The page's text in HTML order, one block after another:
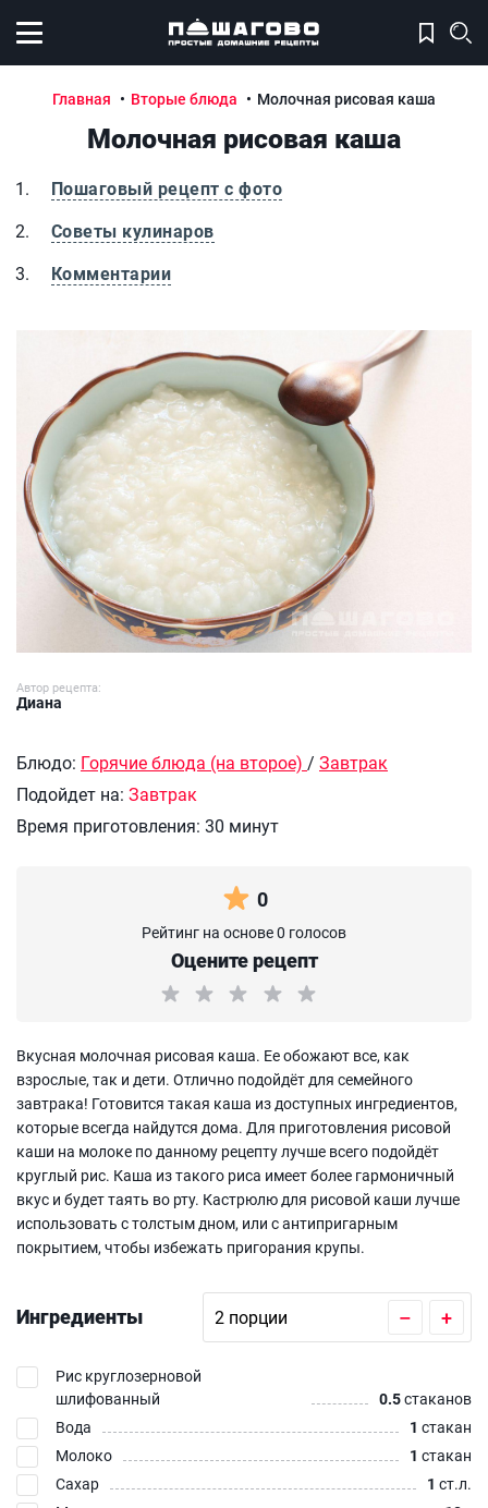
Открыть меню
Главная Вторые блюда Молочная рисовая каша
Молочная рисовая каша
Пошаговый рецепт с фото
Советы кулинаров
Комментарии
Автор рецепта:
Диана
Блюдо: Горячие блюда (на второе) / Завтрак
Подойдет на: Завтрак
Время приготовления: 30 минут
0
Рейтинг на основе 0 голосов
Оцените рецепт
Вкусная молочная рисовая каша. Ее обожают все, как
взрослые, так и дети. Отлично подойдёт для семейного
завтрака! Готовится такая каша из доступных ингредиентов,
которые всегда найдутся дома. Для приготовления рисовой
каши на молоке по данному рецепту лучше всего подойдёт
круглый рис. Каша из такого риса имеет более гармоничный
вкус и будет таять во рту. Кастрюлю для рисовой каши лучше
использовать с толстым дном, или с антипригарным
покрытием, чтобы избежать пригорания крупы.
Ингредиенты – +
Рис круглозерновой
шлифованный
0.5стаканов
Вода
1 стакан
Молоко
1 стакан
Сахар
1 ст.л.